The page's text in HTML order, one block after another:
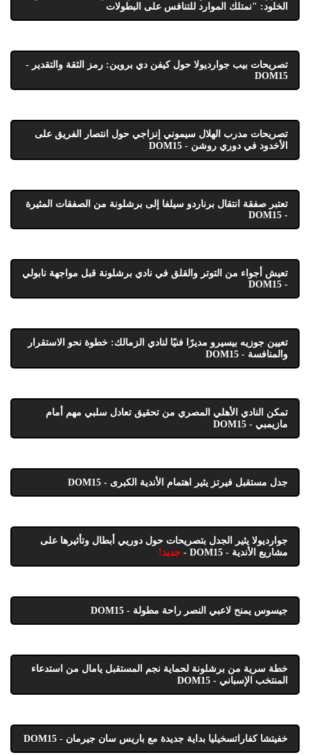
الخلود: "نمتلك الموارد للتنافس على البطولات
تصريحات بيب جوارديولا حول كيفن دي بروين: رمز الثقة والتقدير -
DOM15
تصريحات مدرب الهلال سيموني إنزاجي حول انتصار الفريق على
الأخدود في دوري روشن - DOM15
تعتبر صفقة انتقال برناردو سيلفا إلى برشلونة من الصفقات المثيرة
- DOM15
تعيش أجواء من التوتر والقلق في نادي برشلونة قبل مواجهة نابولي
- DOM15
تعيين جوزيه بيسيرو مديرًا فنيًا لنادي الزمالك: خطوة نحو الاستقرار
والمنافسة - DOM15
تمكن النادي الأهلي المصري من تحقيق تعادل سلبي مهم أمام
مازيمبي - DOM15
جدل مستقبل فيرتز يثير اهتمام الأندية الكبرى - DOM15
جوارديولا يثير الجدل بتصريحات حول دوريي أبطال وتأثيرها على
مشاريع الأندية - DOM15 -
جديد!
جيسوس يمنح لاعبي النصر راحة مطولة - DOM15
خطة سرية من برشلونة لحماية نجم المستقبل يامال من استدعاء
المنتخب الإسباني - DOM15
خفيتشا كفاراتسخيليا بداية جديدة مع باريس سان جيرمان - DOM15